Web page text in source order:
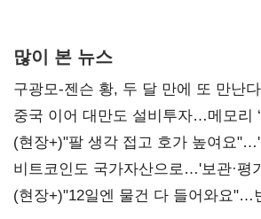
많이 본 뉴스
구광모-젠슨 황, 두 달 만에 또 만난
중국 이어 대만도 설비투자…메모리 ‘
(현장+)"팔 생각 접고 호가 높여요
20억 키맞추기
비트코인도 국가자산으로…'보관·평
숙제
(현장+)"12일엔 물건 다 들어와요"…